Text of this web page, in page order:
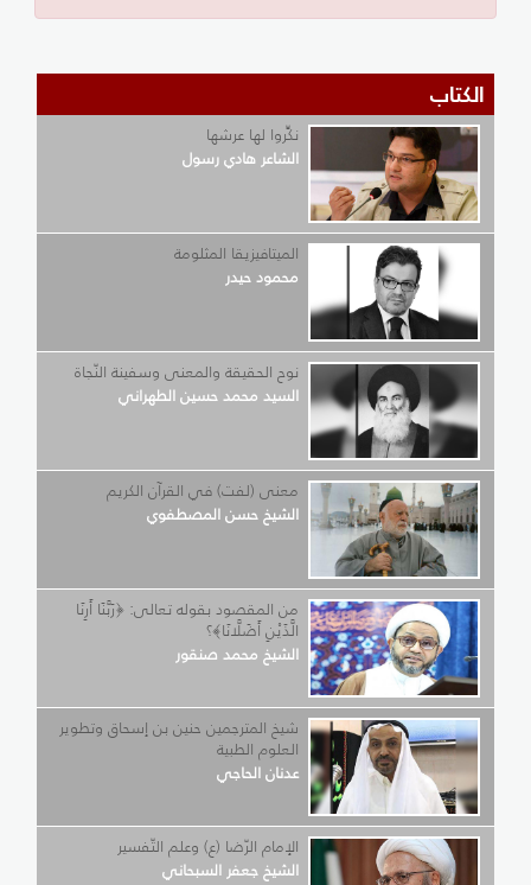
الكتاب
نكِّروا لها عرشها
الشاعر هادي رسول
الميتافيزيقا المثلومة
محمود حيدر
نوح الحقيقة والمعنى وسفينة النّجاة
السيد محمد حسين الطهراني
معنى (لفت) في القرآن الكريم
الشيخ حسن المصطفوي
من المقصود بقوله تعالى: ﴿رَبَّنَا أَرِنَا
الَّذَيْنِ أَضَلَّانَا﴾؟
الشيخ محمد صنقور
شيخ المترجمين حنين بن إسحاق وتطوير
العلوم الطبية
عدنان الحاجي
الإمام الرّضا (ع) وعلم التّفسير
الشيخ جعفر السبحاني